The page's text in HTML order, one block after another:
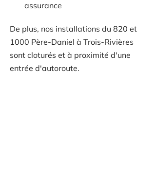
assurance
De plus, nos installations du 820 et
1000 Père-Daniel à Trois-Rivières
sont cloturés et à proximité d'une
entrée d'autoroute.